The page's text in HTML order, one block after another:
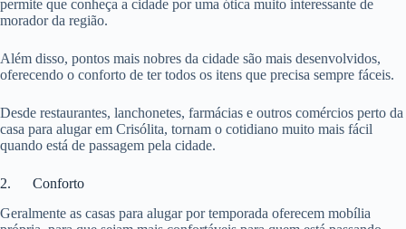
permite que conheça a cidade por uma ótica muito interessante de
morador da região.
Além disso, pontos mais nobres da cidade são mais desenvolvidos,
oferecendo o conforto de ter todos os itens que precisa sempre fáceis.
Desde restaurantes, lanchonetes, farmácias e outros comércios perto da
casa para alugar em Crisólita, tornam o cotidiano muito mais fácil
quando está de passagem pela cidade.
2. Conforto
Geralmente as casas para alugar por temporada oferecem mobília